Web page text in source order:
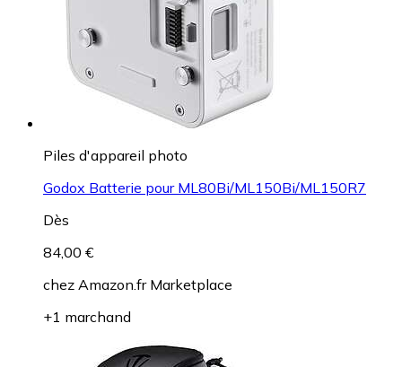
Piles d'appareil photo
Godox Batterie pour ML80Bi/ML150Bi/ML150R7
Dès
84,00 €
chez Amazon.fr Marketplace
+1 marchand